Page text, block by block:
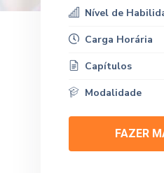
Nível de
Carga Horária
Capítulos
Modalidade
FAZER